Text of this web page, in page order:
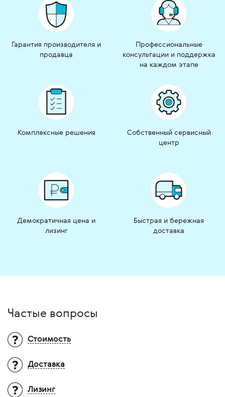
Гарантия производителя и
продавца
Профессиональные
консультации и поддержка
на каждом этапе
Комплексные решения
Собственный сервисный
центр
Демократичная цена и
лизинг
Быстрая и бережная
доставка
Частые вопросы
Стоимость
Вопрос:Почему на многие товары не
Ответ:
Доставка
Территория доставки?
Лизинг